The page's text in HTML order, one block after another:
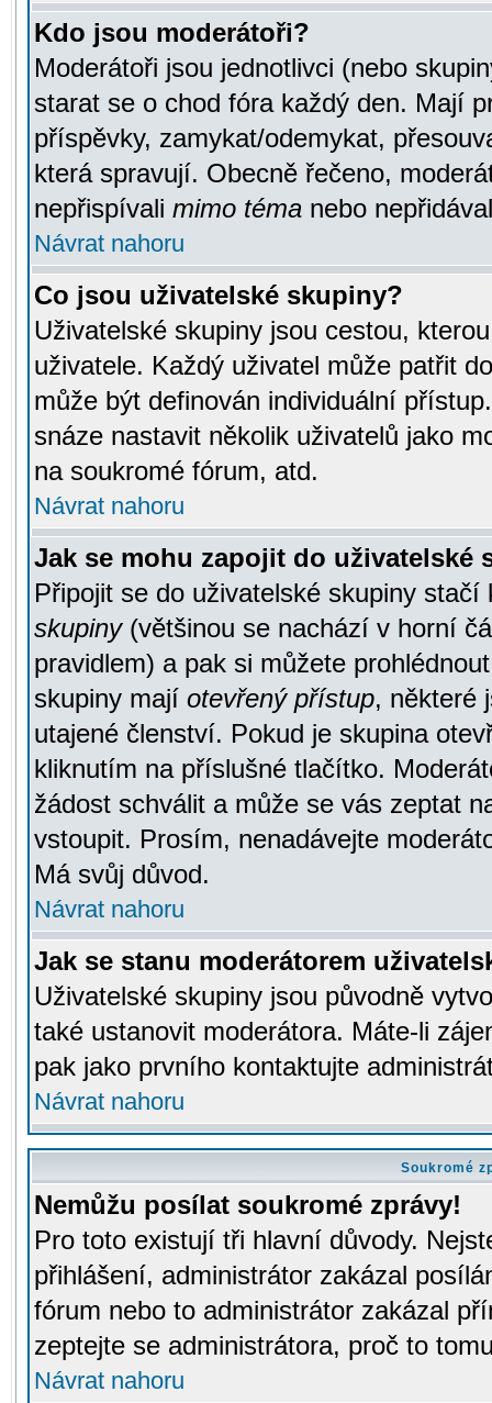
Kdo jsou moderátoři?
Moderátoři jsou jednotlivci (nebo
starat se o chod fóra každý den. Mají
příspěvky, zamykat/odemykat,
která spravují. Obecně řečeno,
nepřispívali mimo téma nebo
Návrat nahoru
Co jsou uživatelské skupiny?
Uživatelské skupiny jsou cestou,
uživatele. Každý uživatel může patřit
může být definován individuální
snáze nastavit několik uživatelů jako
na soukromé fórum, atd.
Návrat nahoru
Jak se mohu zapojit do uživatelské
Připojit se do uživatelské skupiny
skupiny(většinou se nachází v horní
pravidlem) a pak si můžete
skupiny mají otevřený přístup, některé
utajené členství. Pokud je skupina
kliknutím na příslušné tlačítko.
žádost schválit a může se vás zeptat
vstoupit. Prosím, nenadávejte
Má svůj důvod.
Návrat nahoru
Jak se stanu moderátorem
Uživatelské skupiny jsou původně
také ustanovit moderátora. Máte-li
pak jako prvního kontaktujte
Návrat nahoru
Soukromé
Nemůžu posílat soukromé zprávy!
Pro toto existují tři hlavní důvody.
přihlášení, administrátor zakázal
fórum nebo to administrátor zakázal
zeptejte se administrátora, proč to
Návrat nahoru